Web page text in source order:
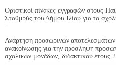
Οριστικοί πίνακες εγγραφών στους
Σταθμούς του Δήμου Ιλίου για το
Ανάρτηση προσωρινών
ανακοίνωσης για την πρόσληψη
σχολικών μονάδων, διδακτικού έτους